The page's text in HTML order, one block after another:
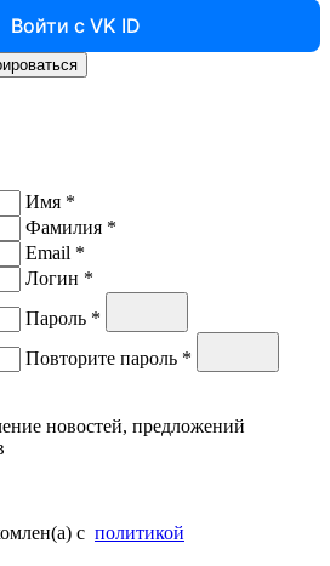
Войти с VK ID
Имя *
Фамилия *
Email *
Логин *
Пароль *
Повторите пароль *
новостей, предложений
с политикой